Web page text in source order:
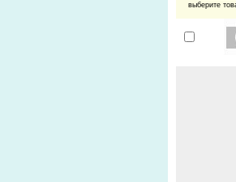
выберите